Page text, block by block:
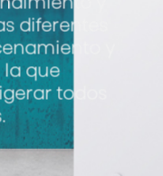
diferentes
y
que
todos